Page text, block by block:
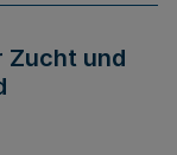
Zucht und